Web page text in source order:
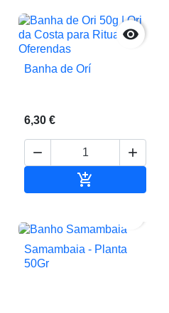

Banha de Orí
6,30 €
 

Samambaia - Planta
50Gr